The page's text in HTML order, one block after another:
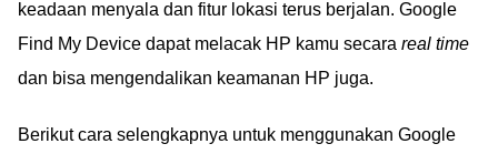
keadaan menyala dan fitur lokasi terus berjalan. Google
Find My Device dapat melacak HP kamu secara real time
dan bisa mengendalikan keamanan HP juga.
Berikut cara selengkapnya untuk menggunakan Google